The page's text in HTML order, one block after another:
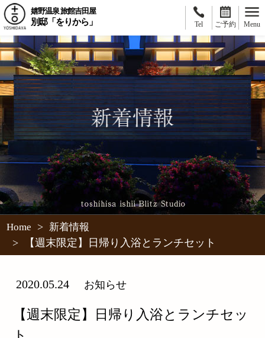
嬉野温泉 旅館吉田屋
別邸「をりから」 Tel ご予約 Menu
Home > 新着情報
> 【週末限定】日帰り入浴とランチセット
2020.05.24 お知らせ
【週末限定】日帰り入浴とランチセッ
ト